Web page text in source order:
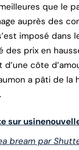
que le
auprès des
imposé dans
des prix en
côte
a pâti de la
sur
bream par